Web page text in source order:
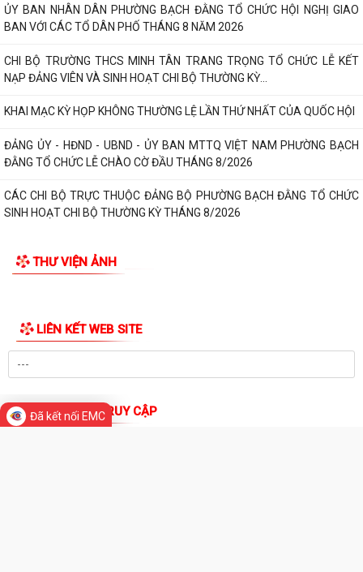
TIN MỚI
CHI BỘ TỔ DÂN PHỐ MY ĐÔNG TRANG TRỌNG TỔ CHỨC LỄ KẾT NẠP
ĐẢNG VIÊN VÀ SINH HOẠT CHI BỘ THƯỜNG KỲ...
ĐỒNG CHÍ TRẦN HUY KIÊN - BÍ THƯ ĐẢNG ỦY, CHỦ TỊCH HĐND
PHƯỜNG BẠCH ĐẰNG DỰ SINH HOẠT CHI BỘ TẠI...
ỦY BAN NHÂN DÂN PHƯỜNG BẠCH ĐẰNG TỔ CHỨC HỘI NGHỊ GIAO
CHI BỘ TRƯỜNG THCS MINH TÂN TRANG TRỌNG TỔ CHỨC LỄ KẾT
KHAI MẠC KỲ HỌP KHÔNG THƯỜNG LỆ LẦN THỨ NHẤT CỦA QUỐC HỘI
ĐẰNG TỔ CHỨC LỄ CHÀO CỜ ĐẦU THÁNG 8/2026
TRÊN ĐỊA BÀN THÀNH PHỐ HẢI PHÒNG
niên, Nhi đồng thành phố Hải...
Đã kết nối EMC